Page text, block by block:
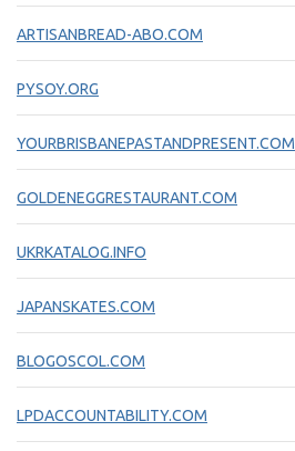
ARTISANBREAD-ABO.COM
PYSOY.ORG
YOURBRISBANEPASTANDPRESENT.COM
GOLDENEGGRESTAURANT.COM
UKRKATALOG.INFO
JAPANSKATES.COM
BLOGOSCOL.COM
LPDACCOUNTABILITY.COM